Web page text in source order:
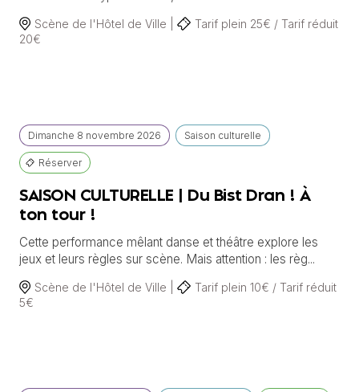
Scène de l'Hôtel de Ville |
Tarif plein 25€ / Tarif réduit
20€
Dimanche 8 novembre 2026 Saison culturelle
Réserver
SAISON CULTURELLE | Du Bist Dran ! À
ton tour !
Cette performance mêlant danse et théâtre explore les
jeux et leurs règles sur scène. Mais attention : les règ...
Scène de l'Hôtel de Ville |
Tarif plein 10€ / Tarif réduit
5€